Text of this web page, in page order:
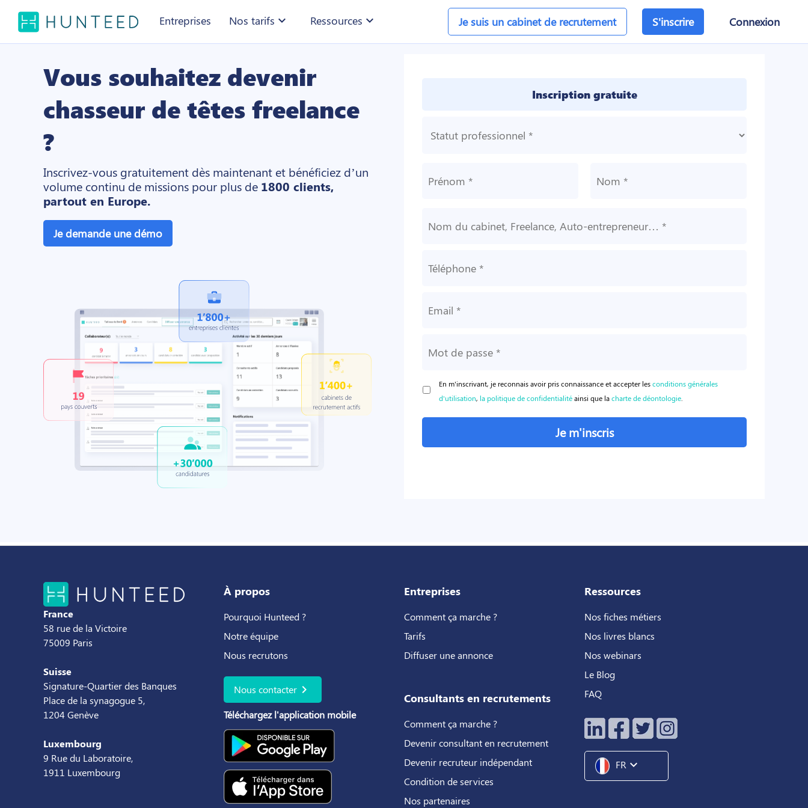
Entreprises Nos tarifs expand_more Ressources expand_more Je suis un cabinet de recrutement S'inscrire Connexion
Vous souhaitez devenir
chasseur de têtes freelance
?
Inscrivez-vous gratuitement dès maintenant et bénéficiez d’un
volume continu de missions pour plus de 1800 clients,
partout en Europe.
Je demande une démo
Inscription gratuite
En m'inscrivant, je reconnais avoir pris connaissance et accepter lesconditions générales
d'utilisation, la politique de confidentialitéainsi que lacharte de déontologie.
Je m'inscris
France
58 rue de la Victoire
75009 Paris
Suisse
Signature-Quartier des Banques
Place de la synagogue 5,
1204 Genève
Luxembourg
9 Rue du Laboratoire,
1911 Luxembourg
À propos
Pourquoi Hunteed ?
Notre équipe
Nous recrutons
Nous contacter chevron_right
Téléchargez l'application mobile
Entreprises
Comment ça marche ?
Tarifs
Diffuser une annonce
Consultants en recrutements
Comment ça marche ?
Devenir consultant en recrutement
Devenir recruteur indépendant
Condition de services
Nos partenaires
Ressources
Nos fiches métiers
Nos livres blancs
Nos webinars
Le Blog
FAQ
FR expand_more